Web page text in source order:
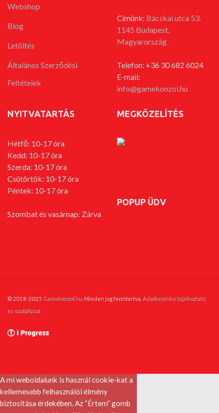
Webshop
Blog
Letöltés
Általános Szerződési
Feltételek
Címünk: Bácskai utca 53.
1145 Budapest,
Magyarország
Telefon: +36 30 682 6024
E-mail:
info@gamekonzol.hu
NYITVATARTÁS
Hétfő: 10-17 óra
Kedd: 10-17 óra
Szerda: 10-17 óra
Csütörtök: 10-17 óra
Péntek: 10-17 óra
Szombat és vasárnap: Zárva
MEGKÖZELÍTÉS
POPUP ÜDV
© 2018-2025 Gamekonzol.hu . Minden jog fenntartva. Adatkezelési tájékoztató
és szabályzat
A mi weboldalunk is használ cookie-kat a
kellemesebb felhasználói élmény
biztosítása érdekében. Az “Értem” gomb